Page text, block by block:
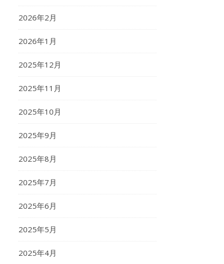
2026年2月
2026年1月
2025年12月
2025年11月
2025年10月
2025年9月
2025年8月
2025年7月
2025年6月
2025年5月
2025年4月